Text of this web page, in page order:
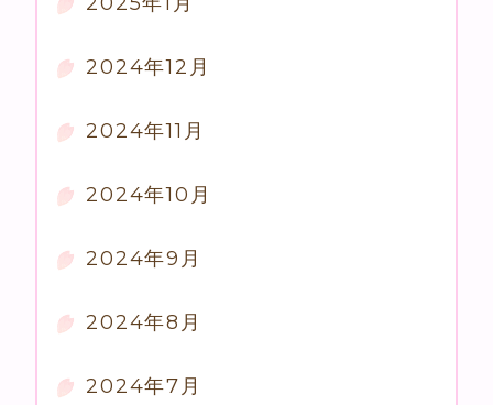
2024年12月
2024年11月
2024年10月
2024年9月
2024年8月
2024年7月